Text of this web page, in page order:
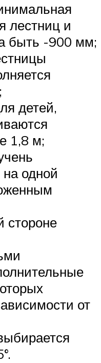
лестниц и
быть -900 мм;
детей,
1,8 м;
на одной
стороне
от